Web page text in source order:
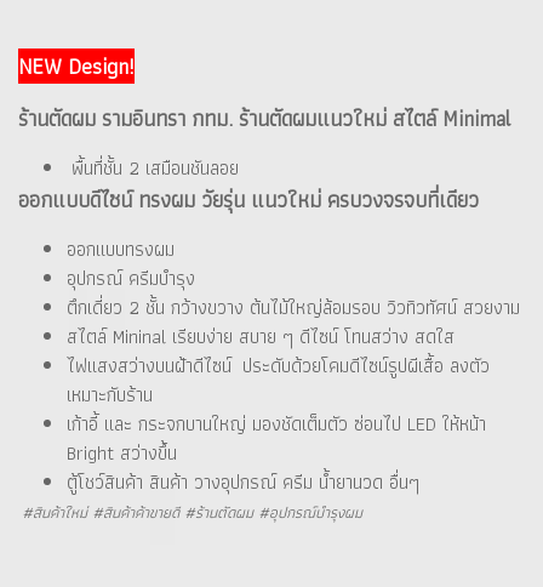
NEW Design!
ร้านตัดผม รามอินทรา กทม. ร้านตัดผมแนวใหม่ สไตล์ Minimal
พื้นที่ชั้น 2 เสมือนชันลอย
ออกแบบดีไซน์ ทรงผม วัยรุ่น แนวใหม่ ครบวงจรจบที่เดียว
ออกแบบทรงผม
อุปกรณ์ ครีมบำรุง
ตึกเดี่ยว 2 ชั้น กว้างขวาง ต้นไม้ใหญ่ล้อมรอบ วิวทิวทัศน์ สวยงาม
สไตล์ Mininal เรียบง่าย สบาย ๆ ดีไซน์ โทนสว่าง สดใส
ไฟแสงสว่างบนฝ้าดีไซน์ ประดับด้วยโคมดีไซน์รูปผีเสื้อ ลงตัว
เหมาะกับร้าน
เก้าอี้ และ กระจกบานใหญ่ มองชัดเต็มตัว ซ่อนไป LED ให้หน้า
Bright สว่างขึ้น
ตู้โชว์สินค้า สินค้า วางอุปกรณ์ ครีม น้ำยานวด อื่นๆ
#สินค้าใหม่ #สินค้าค้าขายดี #ร้านตัดผม #อุปกรณ์บำรุงผม